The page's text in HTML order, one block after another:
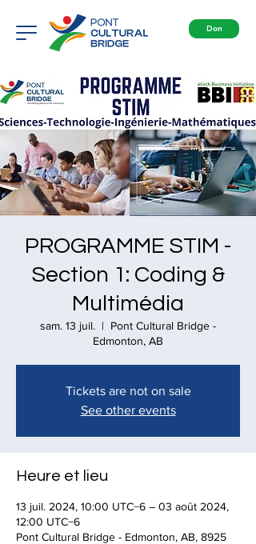
Don
PROGRAMME STIM -
Section 1: Coding &
Multimédia
sam. 13 juil.
  |
Pont Cultural Bridge -
Edmonton, AB
Tickets are not on sale
See other events
Heure et lieu
13 juil. 2024, 10:00 UTC−6 – 03 août 2024,
12:00 UTC−6
Pont Cultural Bridge - Edmonton, AB, 8925